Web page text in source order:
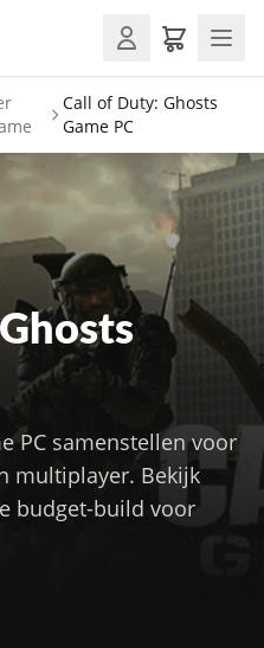
Call of Duty: Ghosts
Game PC
PC samenstellen voor
multiplayer. Bekijk
budget-build voor